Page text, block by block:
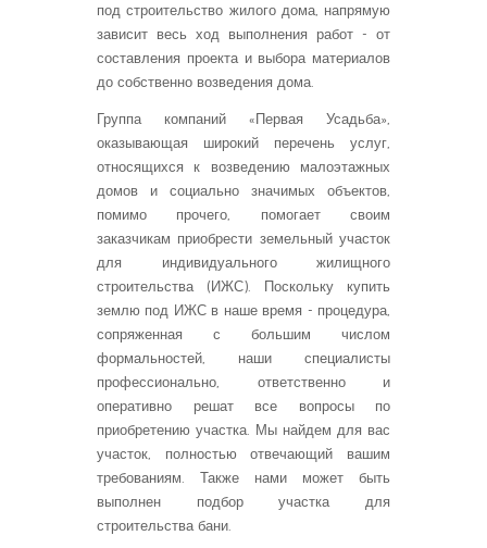
под строительство жилого дома, напрямую
зависит весь ход выполнения работ - от
составления проекта и выбора материалов
до собственно возведения дома.
Группа компаний «Первая Усадьба»,
оказывающая широкий перечень услуг,
относящихся к возведению малоэтажных
домов и социально значимых объектов,
помимо прочего, помогает своим
заказчикам приобрести земельный участок
для индивидуального жилищного
строительства (ИЖС). Поскольку купить
землю под ИЖС в наше время - процедура,
сопряженная с большим числом
формальностей, наши специалисты
профессионально, ответственно и
оперативно решат все вопросы по
приобретению участка. Мы найдем для вас
участок, полностью отвечающий вашим
требованиям. Также нами может быть
выполнен подбор участка для
строительства бани.